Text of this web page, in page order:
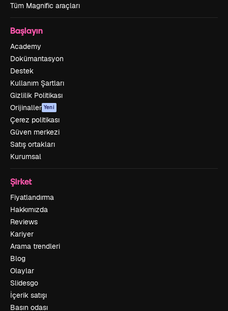
Tüm Magnific araçları
Başlayın
Academy
Dokümantasyon
Destek
Kullanım Şartları
Gizlilik Politikası
Orijinaller Yeni
Çerez politikası
Güven merkezi
Satış ortakları
Kurumsal
Şirket
Fiyatlandırma
Hakkımızda
Reviews
Kariyer
Arama trendleri
Blog
Olaylar
Slidesgo
İçerik satışı
Basın odası